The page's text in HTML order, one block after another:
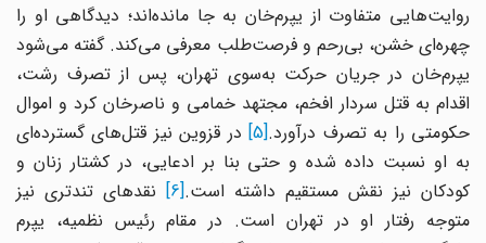
روایت‌هایی متفاوت از یپرم‌خان به جا مانده‌اند؛ دیدگاهی او را
چهره‌ای خشن، بی‌رحم و فرصت‌طلب معرفی می‌کند. گفته می‌شود
یپرم‌خان در جریان حرکت به‌سوی تهران، پس از تصرف رشت،
اقدام به قتل سردار افخم، مجتهد خمامی و ناصرخان کرد و اموال
حکومتی را به تصرف درآورد.[5] در قزوین نیز قتل‌های گسترده‌ای
به او نسبت داده شده و حتی بنا بر ادعایی، در کشتار زنان و
کودکان نیز نقش مستقیم داشته است.[6] نقدهای تندتری نیز
متوجه رفتار او در تهران است. در مقام رئیس نظمیه، یپرم